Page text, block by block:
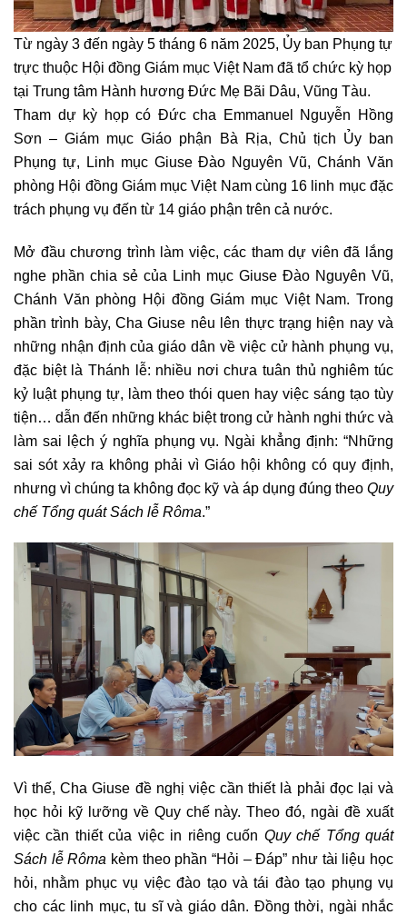
Từ ngày 3 đến ngày 5 tháng 6 năm 2025, Ủy ban Phụng tự
trực thuộc Hội đồng Giám mục Việt Nam đã tổ chức kỳ họp
tại Trung tâm Hành hương Đức Mẹ Bãi Dâu, Vũng Tàu.
Tham dự kỳ họp có Đức cha Emmanuel Nguyễn Hồng
Sơn – Giám mục Giáo phận Bà Rịa, Chủ tịch Ủy ban
Phụng tự, Linh mục Giuse Đào Nguyên Vũ, Chánh Văn
phòng Hội đồng Giám mục Việt Nam cùng 16 linh mục đặc
trách phụng vụ đến từ 14 giáo phận trên cả nước.
Mở đầu chương trình làm việc, các tham dự viên đã lắng
nghe phần chia sẻ của Linh mục Giuse Đào Nguyên Vũ,
Chánh Văn phòng Hội đồng Giám mục Việt Nam. Trong
phần trình bày, Cha Giuse nêu lên thực trạng hiện nay và
những nhận định của giáo dân về việc cử hành phụng vụ,
đặc biệt là Thánh lễ: nhiều nơi chưa tuân thủ nghiêm túc
kỷ luật phụng tự, làm theo thói quen hay việc sáng tạo tùy
tiện… dẫn đến những khác biệt trong cử hành nghi thức và
làm sai lệch ý nghĩa phụng vụ. Ngài khẳng định: “Những
sai sót xảy ra không phải vì Giáo hội không có quy định,
nhưng vì chúng ta không đọc kỹ và áp dụng đúng theo Quy
chế Tổng quát Sách lễ Rôma.”
Vì thế, Cha Giuse đề nghị việc cần thiết là phải đọc lại và
học hỏi kỹ lưỡng về Quy chế này. Theo đó, ngài đề xuất
việc cần thiết của việc in riêng cuốn Quy chế Tổng quát
Sách lễ Rôma kèm theo phần “Hỏi – Đáp” như tài liệu học
hỏi, nhằm phục vụ việc đào tạo và tái đào tạo phụng vụ
cho các linh mục, tu sĩ và giáo dân. Đồng thời, ngài nhắc